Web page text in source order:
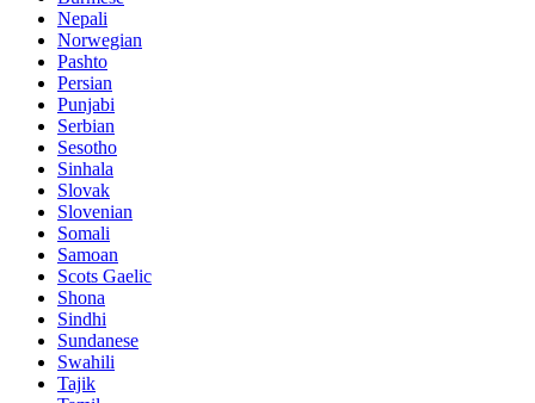
Nepali
Norwegian
Pashto
Persian
Punjabi
Serbian
Sesotho
Sinhala
Slovak
Slovenian
Somali
Samoan
Scots Gaelic
Shona
Sindhi
Sundanese
Swahili
Tajik